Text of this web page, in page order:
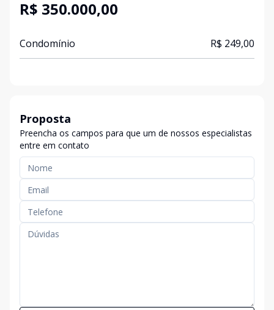
R$ 350.000,00
Condomínio R$ 249,00
Proposta
Preencha os campos para que um de nossos especialistas
entre em contato